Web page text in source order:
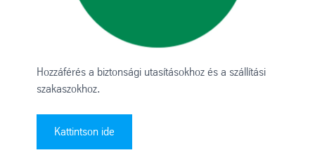
Hozzáférés a biztonsági utasításokhoz és a szállítási
szakaszokhoz.
Kattintson ide